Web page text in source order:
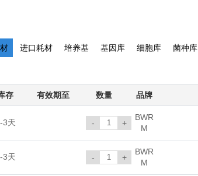
进口耗材 培养基 基因库 细胞库 菌种库
存 有效期至 数量 品牌
3天 - +
BWR
M
3天 - +
BWR
M